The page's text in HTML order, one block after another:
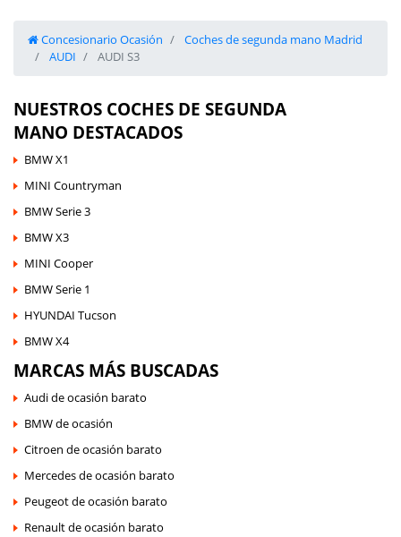
Concesionario Ocasión
Coches de segunda mano Madrid
AUDI
AUDI S3
NUESTROS COCHES DE SEGUNDA
MANO DESTACADOS
BMW X1
MINI Countryman
BMW Serie 3
BMW X3
MINI Cooper
BMW Serie 1
HYUNDAI Tucson
BMW X4
MARCAS MÁS BUSCADAS
Audi de ocasión barato
BMW de ocasión
Citroen de ocasión barato
Mercedes de ocasión barato
Peugeot de ocasión barato
Renault de ocasión barato